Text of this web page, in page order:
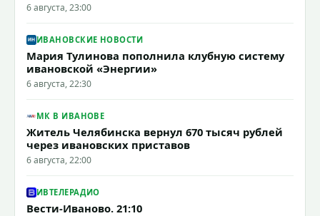
6 августа, 23:00
ИВАНОВСКИЕ НОВОСТИ
Мария Тулинова пополнила клубную систему
ивановской «Энергии»
6 августа, 22:30
МК В ИВАНОВЕ
Житель Челябинска вернул 670 тысяч рублей
через ивановских приставов
6 августа, 22:00
ИВТЕЛЕРАДИО
Вести-Иваново. 21:10